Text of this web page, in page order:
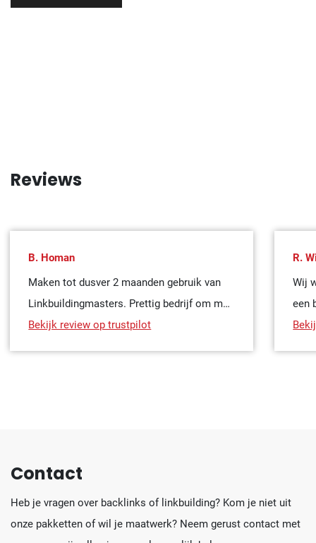
Reviews
B. Homan
Maken tot dusver 2 maanden gebruik van
Linkbuildingmasters. Prettig bedrijf om mee
samen te werken, persoonlijk en ze denken
Bekijk review op trustpilot
R.
Wij
een
Contact
Heb je vragen over backlinks of linkbuilding? Kom je niet uit
onze pakketten of wil je maatwerk? Neem gerust contact met